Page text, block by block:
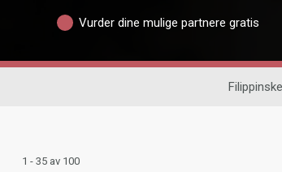
Vurder dine mulige partnere gratis
1 - 35 av 100